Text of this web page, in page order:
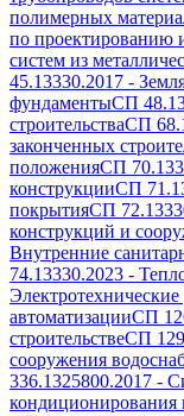
полимерных
по проектированию
систем из
45.13330.2017 -
фундаментыСП
строительстваСП
законченных
положенияСП
конструкцииСП
покрытияСП
конструкций и
Внутренние
74.13330.2023 -
Электротехнические
автоматизацииСП
строительствеСП
сооружения
336.1325800.2017 -
кондиционирования